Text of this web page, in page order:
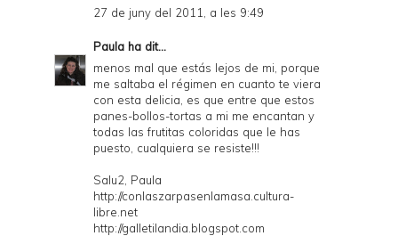
27 de juny del 2011, a les 9:49
Paula ha dit...
menos mal que estás lejos de mi, porque
me saltaba el régimen en cuanto te viera
con esta delicia, es que entre que estos
panes-bollos-tortas a mi me encantan y
todas las frutitas coloridas que le has
puesto, cualquiera se resiste!!!
Salu2, Paula
http://conlaszarpasenlamasa.cultura-
libre.net
http://galletilandia.blogspot.com